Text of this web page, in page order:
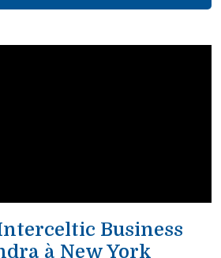
Business
à New York